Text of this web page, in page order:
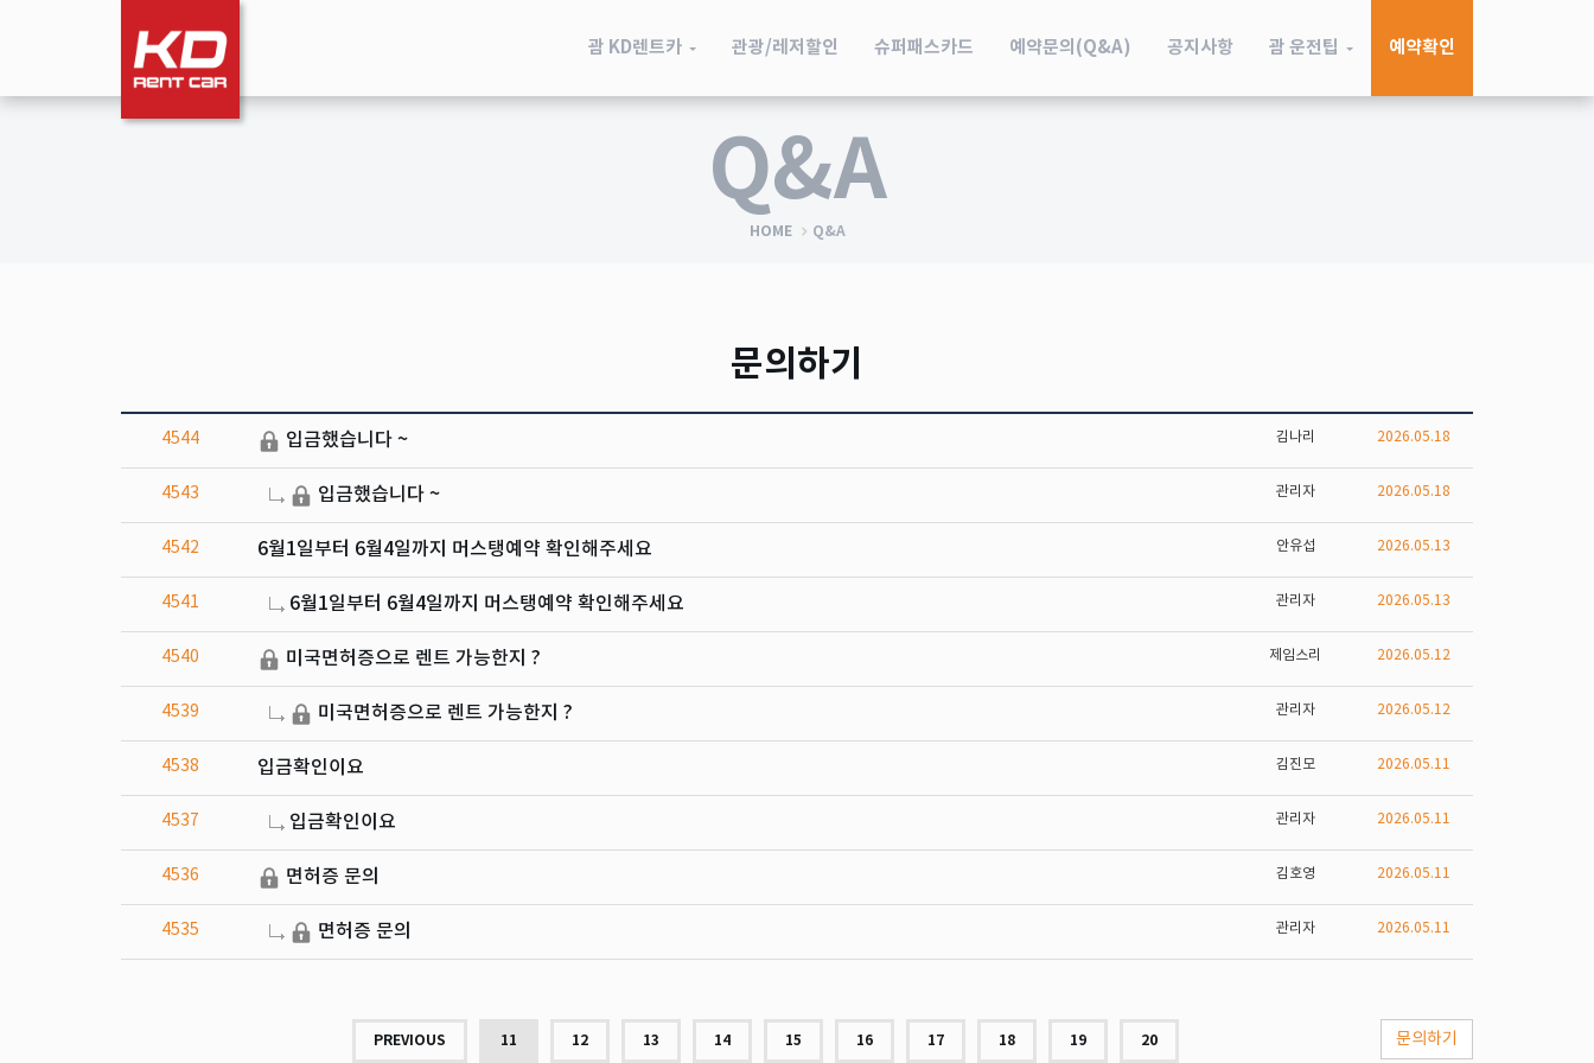
괌 KD렌트카 관광/레저할인 슈퍼패스카드 예약문의(Q&A) 공지사항 괌 운전팁 예약확인
Q&A
HOME Q&A
문의하기
4544 입금했습니다 ~ 2026.05.18
김나리
4543 입금했습니다 ~ 2026.05.18
관리자
4542 6월1일부터 6월4일까지 머스탱예약 확인해주세요 2026.05.13
안유섭
4541 6월1일부터 6월4일까지 머스탱예약 확인해주세요 2026.05.13
관리자
4540 미국면허증으로 렌트 가능한지 ? 2026.05.12
제임스리
4539 미국면허증으로 렌트 가능한지 ? 2026.05.12
관리자
4538 입금확인이요 2026.05.11
김진모
4537 입금확인이요 2026.05.11
관리자
4536 면허증 문의 2026.05.11
김호영
4535 면허증 문의 2026.05.11
관리자
PREVIOUS 11 12 13 14 15 16 17 18 19 20 문의하기